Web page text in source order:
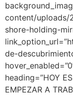
content/uploads/
shore-holding-
de-
heading=”HOY
EMPEZAR A